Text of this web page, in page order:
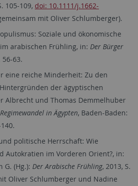
105-109, doi: 10.1111/j.1662-
mit Oliver Schlumberger).
Soziale und ökonomische
arabischen Frühling, in:Der Bürger
56-63.
eine reiche Minderheit: Zu den
der ägyptischen
Albrecht und Thomas Demmelhuber
in Ägypten, Baden-Baden:
politische Herrschaft: Wie
Autokratien im Vorderen Orient?, in:
G. (Hg.):Der Arabische Frühling, 2013, S.
Oliver Schlumberger und Nadine